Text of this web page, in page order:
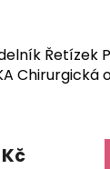
Řetízek
Chirurgická